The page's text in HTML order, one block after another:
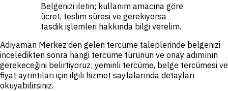
Belgenizi iletin; kullanım amacına göre
ücret, teslim süresi ve gerekiyorsa
tasdik işlemleri hakkında bilgi verelim.
Adıyaman Merkez’den gelen tercüme taleplerinde belgenizi
inceledikten sonra hangi tercüme türünün ve onay adımının
gerekeceğini belirtiyoruz; yeminli tercüme, belge tercümesi ve
fiyat ayrıntıları için ilgili hizmet sayfalarında detayları
okuyabilirsiniz.